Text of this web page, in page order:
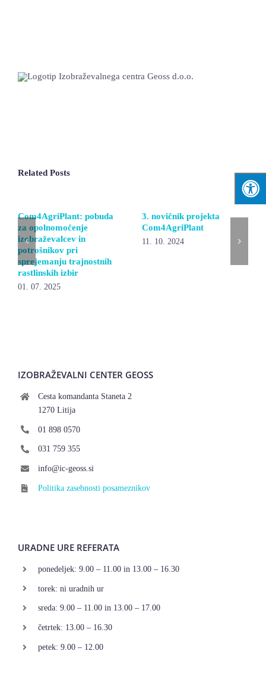
Related Posts
Com4AgriPlant: pobuda
za opolnomočenje
izobraževalcev in
potrošnikov pri
sprejemanju trajnostnih
rastlinskih izbir
01. 07. 2025
3. novičnik projekta
Com4AgriPlant
11. 10. 2024
IZOBRAŽEVALNI CENTER GEOSS
Cesta komandanta Staneta 2
1270 Litija
01 898 0570
031 759 355
info@ic-geoss.si
Politika zasebnosti posameznikov
URADNE URE REFERATA
ponedeljek: 9.00 – 11.00 in 13.00 – 16.30
torek: ni uradnih ur
sreda: 9.00 – 11.00 in 13.00 – 17.00
četrtek: 13.00 – 16.30
petek: 9.00 – 12.00